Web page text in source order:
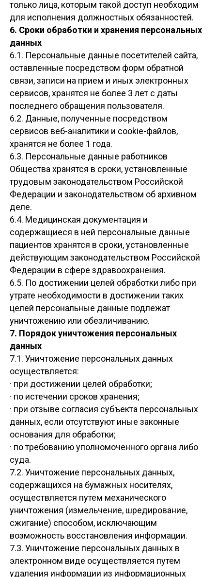
только лица, которым такой доступ необходим
для исполнения должностных обязанностей.
6. Сроки обработки и хранения персональных
данных
6.1. Персональные данные посетителей сайта,
оставленные посредством форм обратной
связи, записи на прием и иных электронных
сервисов, хранятся не более 3 лет с даты
последнего обращения пользователя.
6.2. Данные, полученные посредством
сервисов веб-аналитики и cookie-файлов,
хранятся не более 1 года.
6.3. Персональные данные работников
Общества хранятся в сроки, установленные
трудовым законодательством Российской
Федерации и законодательством об архивном
деле.
6.4. Медицинская документация и
содержащиеся в ней персональные данные
пациентов хранятся в сроки, установленные
действующим законодательством Российской
Федерации в сфере здравоохранения.
6.5. По достижении целей обработки либо при
утрате необходимости в достижении таких
целей персональные данные подлежат
уничтожению или обезличиванию.
7. Порядок уничтожения персональных
данных
7.1. Уничтожение персональных данных
осуществляется:
· при достижении целей обработки;
· по истечении сроков хранения;
· при отзыве согласия субъекта персональных
данных, если отсутствуют иные законные
основания для обработки;
· по требованию уполномоченного органа либо
суда.
7.2. Уничтожение персональных данных,
содержащихся на бумажных носителях,
осуществляется путем механического
уничтожения (измельчение, шредирование,
сжигание) способом, исключающим
возможность восстановления информации.
7.3. Уничтожение персональных данных в
электронном виде осуществляется путем
удаления информации из информационных